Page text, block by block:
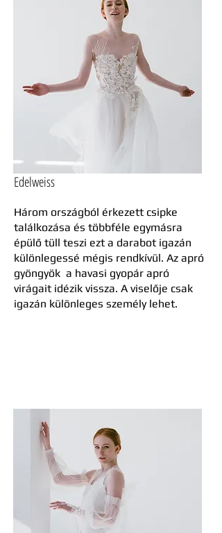
Edelweiss
Három országból érkezett csipke
találkozása és többféle egymásra
épülő tüll teszi ezt a darabot igazán
különlegessé mégis rendkívül. Az apró
gyöngyök a havasi gyopár apró
virágait idézik vissza. A viselője csak
igazán különleges személy lehet.